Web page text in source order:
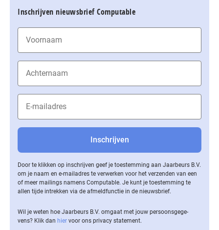
Inschrijven nieuwsbrief Computable
Door te klikken op inschrijven geef je toestemming aan Jaarbeurs B.V.
om je naam en e-mailadres te verwerken voor het verzenden van een
of meer mailings namens Computable. Je kunt je toestemming te
allen tijde intrekken via de af­meld­func­tie in de nieuwsbrief.
Wil je weten hoe Jaarbeurs B.V. omgaat met jouw per­soons­ge­ge­
vens? Klik dan hier voor ons privacy statement.